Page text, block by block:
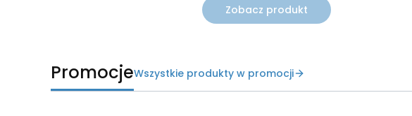
Zobacz produkt
PromocjeWszystkie produkty w promocji